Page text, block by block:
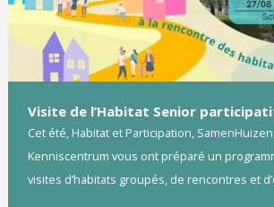
Visite de l’Habitat Senior
Cet été, Habitat et Participation,
Kenniscentrum vous ont préparé un
visites d’habitats groupés, de rencontres et